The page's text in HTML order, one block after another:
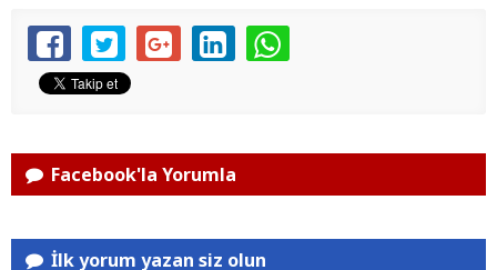
Facebook'la Yorumla
İlk yorum yazan siz olun